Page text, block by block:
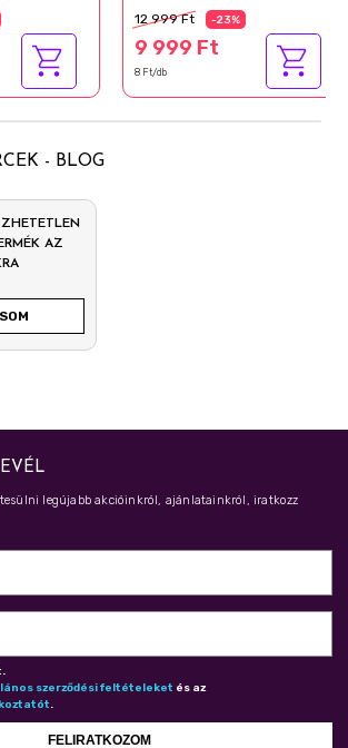
12 999 Ft -23%
9 999 Ft
8 Ft/db
- BLOG
AZ
legújabb akcióinkról, ajánlatainkról, iratkozz
szer­ző­dé­si fel­té­te­le­ket és az
.
FELIRATKOZOM